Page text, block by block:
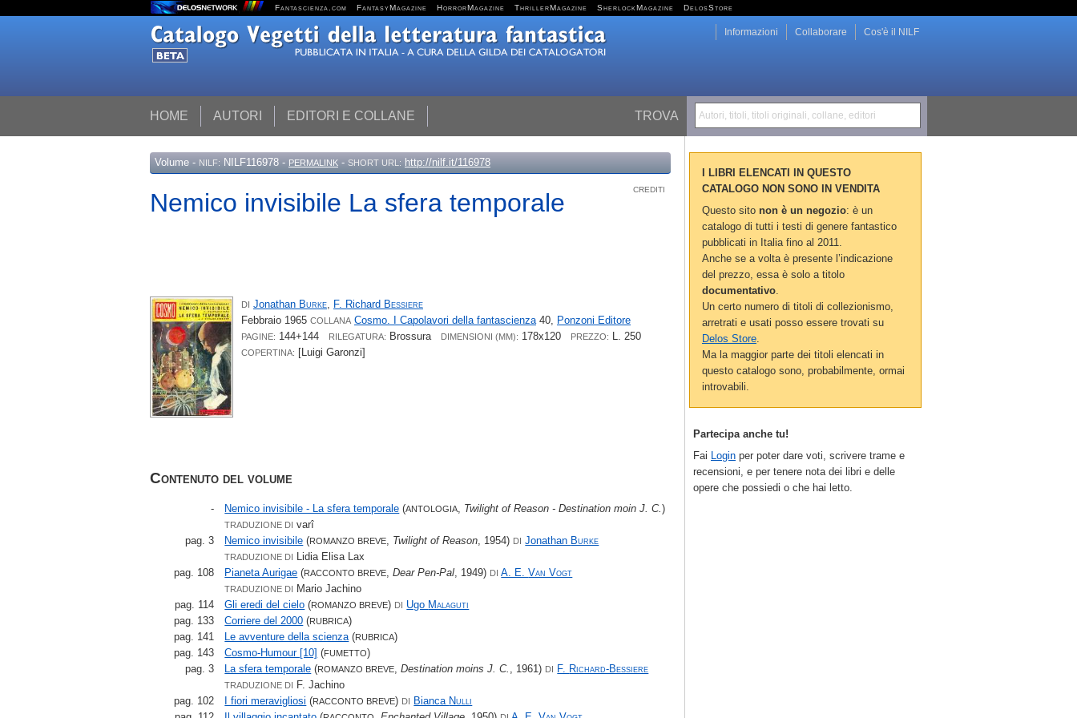
Fantascienza.com FantasyMagazine HorrorMagazine ThrillerMagazine SherlockMagazine DelosStore
TROVA Autori, titoli, titoli originali, collane, editori
HOME AUTORI EDITORI E COLLANE
Cos'è il NILF
Collaborare
Informazioni
Volume - NILF: NILF116978 - PERMALINK - SHORT URL: http://nilf.it/116978
Nemico invisibile La sfera temporale CREDITI
DI Jonathan Burke, F. Richard Bessiere
Febbraio 1965 COLLANA Cosmo. I Capolavori della fantascienza40, Ponzoni Editore
PAGINE: 144+144 RILEGATURA: Brossura DIMENSIONI (MM): 178x120 PREZZO: L. 250
COPERTINA: [Luigi Garonzi]
Contenuto del volume
- Nemico invisibile - La sfera temporale (ANTOLOGIA, Twilight of Reason - Destination moin J. C.)
TRADUZIONE DI varî
pag. 3
Nemico invisibile (ROMANZO BREVE, Twilight of Reason, 1954) DI Jonathan Burke
TRADUZIONE DI Lidia Elisa Lax
pag. 108
Pianeta Aurigae (RACCONTO BREVE,Dear Pen-Pal, 1949) DI A. E.Van Vogt
TRADUZIONE DI Mario Jachino
pag. 114
Gli eredi del cielo (ROMANZO BREVE) DI Ugo Malaguti
pag. 133
Corriere del 2000 (RUBRICA)
pag. 141
Le avventure della scienza(RUBRICA)
pag. 143
Cosmo-Humour [10] (FUMETTO)
pag. 3
La sfera temporale (ROMANZO BREVE,Destination moins J. C. , 1961) DI F. Richard-Bessiere
TRADUZIONE DI F. Jachino
pag. 102
I fiori meravigliosi (RACCONTO BREVE) DI Bianca Nulli
I LIBRI ELENCATI IN QUESTO
CATALOGO NON SONO IN VENDITA
Questo sito non è un negozio: è un
catalogo di tutti i testi di genere fantastico
pubblicati in Italia fino al 2011.
Anche se a volta è presente l’indicazione
del prezzo, essa è solo a titolo
documentativo
Un certo numero di titoli di collezionismo,
arretrati e usati posso essere trovati su
Delos Store
Ma la maggior parte dei titoli elencati in
questo catalogo sono, probabilmente, ormai
introvabili.
Partecipa anche tu!
Fai Login per poter dare voti, scrivere trame e
recensioni, e per tenere nota dei libri e delle
opere che possiedi o che hai letto.